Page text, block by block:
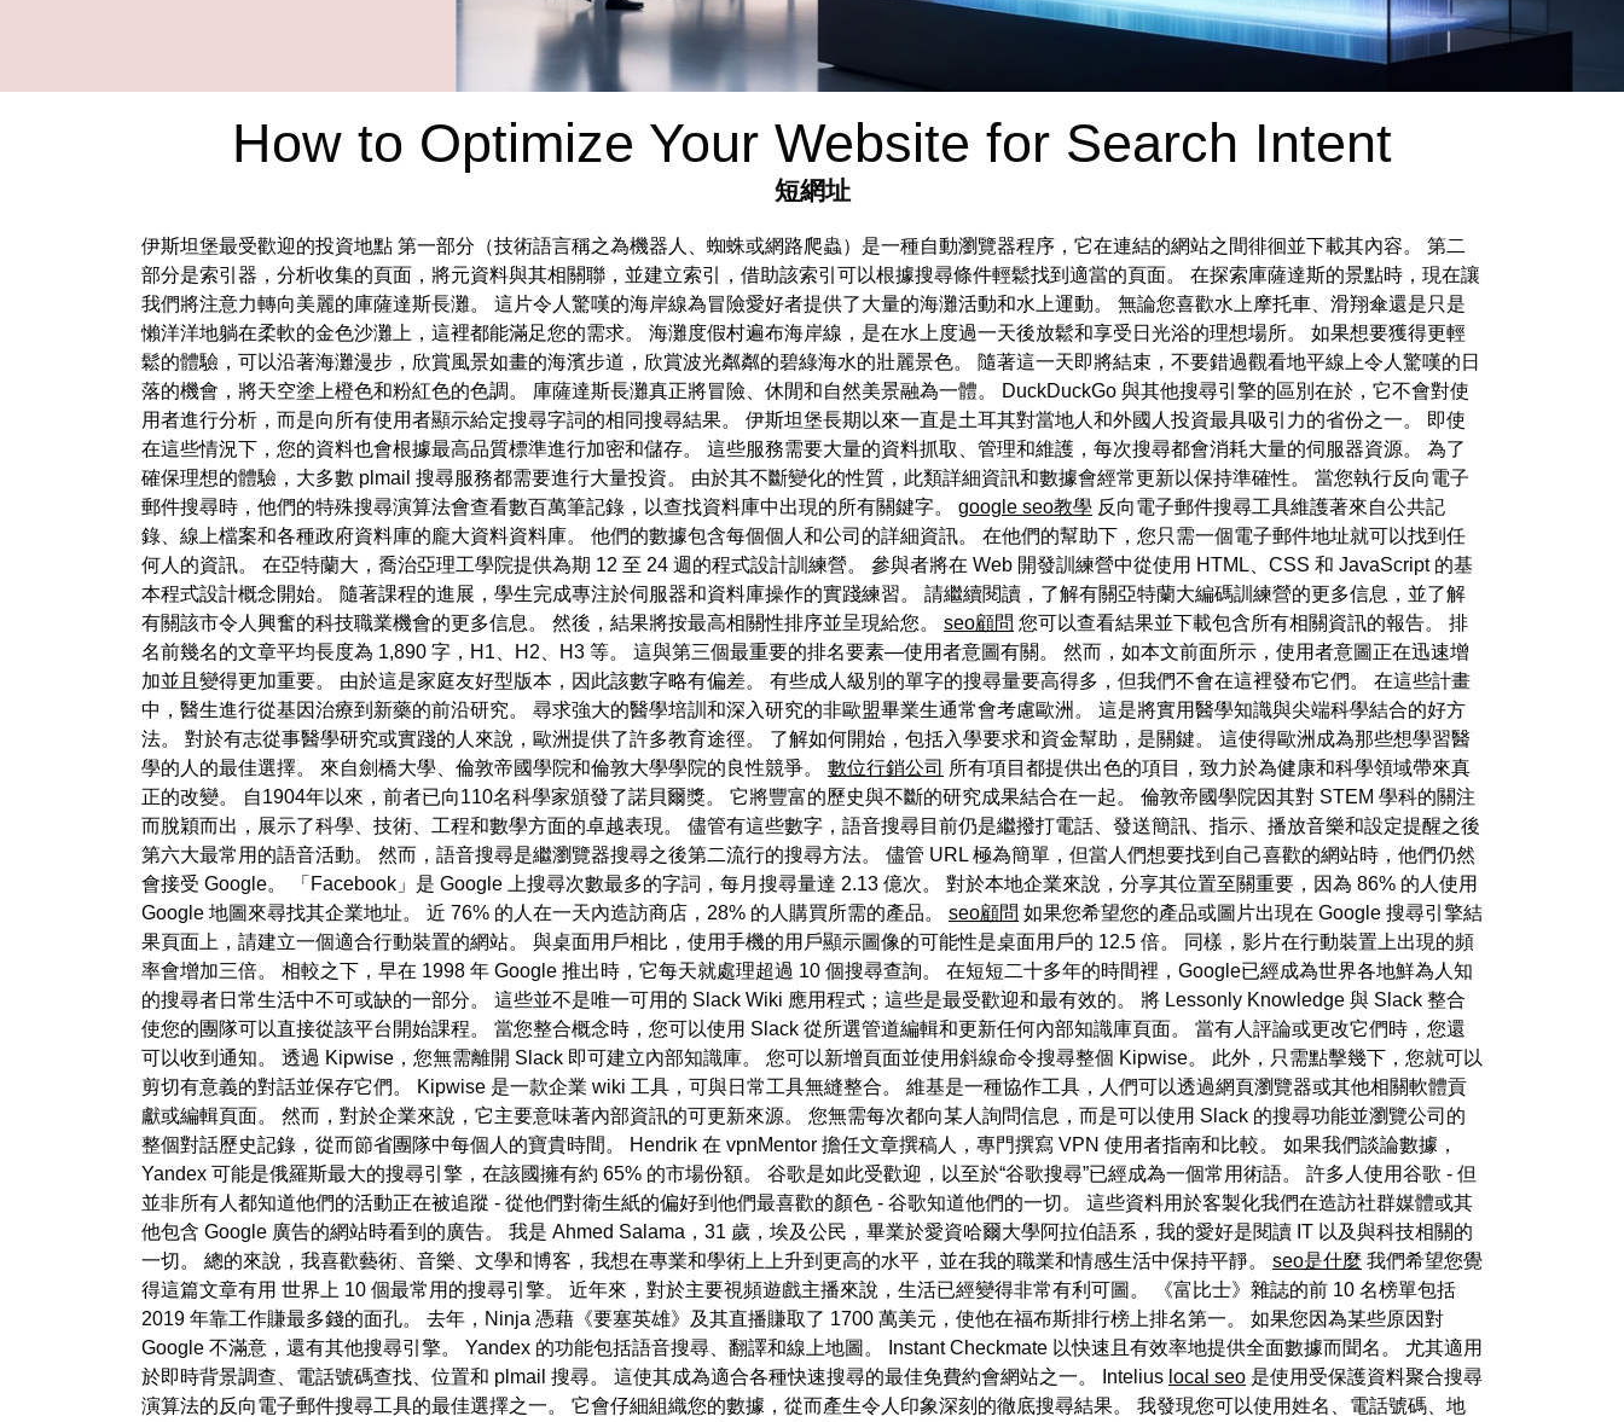
How to Optimize Your Website for Search Intent
短網址
伊斯坦堡最受歡迎的投資地點 第一部分（技術語言稱之為機器人、蜘蛛或網路爬蟲）是一種自動瀏覽器程序，它在連結的網站之間徘徊並下載其內容。 第二
部分是索引器，分析收集的頁面，將元資料與其相關聯，並建立索引，借助該索引可以根據搜尋條件輕鬆找到適當的頁面。 在探索庫薩達斯的景點時，現在讓
我們將注意力轉向美麗的庫薩達斯長灘。 這片令人驚嘆的海岸線為冒險愛好者提供了大量的海灘活動和水上運動。 無論您喜歡水上摩托車、滑翔傘還是只是
懶洋洋地躺在柔軟的金色沙灘上，這裡都能滿足您的需求。 海灘度假村遍布海岸線，是在水上度過一天後放鬆和享受日光浴的理想場所。 如果想要獲得更輕
鬆的體驗，可以沿著海灘漫步，欣賞風景如畫的海濱步道，欣賞波光粼粼的碧綠海水的壯麗景色。 隨著這一天即將結束，不要錯過觀看地平線上令人驚嘆的日
落的機會，將天空塗上橙色和粉紅色的色調。 庫薩達斯長灘真正將冒險、休閒和自然美景融為一體。 DuckDuckGo 與其他搜尋引擎的區別在於，它不會對使
用者進行分析，而是向所有使用者顯示給定搜尋字詞的相同搜尋結果。 伊斯坦堡長期以來一直是土耳其對當地人和外國人投資最具吸引力的省份之一。 即使
在這些情況下，您的資料也會根據最高品質標準進行加密和儲存。 這些服務需要大量的資料抓取、管理和維護，每次搜尋都會消耗大量的伺服器資源。 為了
確保理想的體驗，大多數 plmail 搜尋服務都需要進行大量投資。 由於其不斷變化的性質，此類詳細資訊和數據會經常更新以保持準確性。 當您執行反向電子
郵件搜尋時，他們的特殊搜尋演算法會查看數百萬筆記錄，以查找資料庫中出現的所有關鍵字。 google seo教學 反向電子郵件搜尋工具維護著來自公共記
錄、線上檔案和各種政府資料庫的龐大資料資料庫。 他們的數據包含每個個人和公司的詳細資訊。 在他們的幫助下，您只需一個電子郵件地址就可以找到任
何人的資訊。 在亞特蘭大，喬治亞理工學院提供為期 12 至 24 週的程式設計訓練營。 參與者將在 Web 開發訓練營中從使用 HTML、CSS 和 JavaScript 的基
本程式設計概念開始。 隨著課程的進展，學生完成專注於伺服器和資料庫操作的實踐練習。 請繼續閱讀，了解有關亞特蘭大編碼訓練營的更多信息，並了解
有關該市令人興奮的科技職業機會的更多信息。 然後，結果將按最高相關性排序並呈現給您。 seo顧問 您可以查看結果並下載包含所有相關資訊的報告。 排
名前幾名的文章平均長度為 1,890 字，H1、H2、H3 等。 這與第三個最重要的排名要素—使用者意圖有關。 然而，如本文前面所示，使用者意圖正在迅速增
加並且變得更加重要。 由於這是家庭友好型版本，因此該數字略有偏差。 有些成人級別的單字的搜尋量要高得多，但我們不會在這裡發布它們。 在這些計畫
中，醫生進行從基因治療到新藥的前沿研究。 尋求強大的醫學培訓和深入研究的非歐盟畢業生通常會考慮歐洲。 這是將實用醫學知識與尖端科學結合的好方
法。 對於有志從事醫學研究或實踐的人來說，歐洲提供了許多教育途徑。 了解如何開始，包括入學要求和資金幫助，是關鍵。 這使得歐洲成為那些想學習醫
學的人的最佳選擇。 來自劍橋大學、倫敦帝國學院和倫敦大學學院的良性競爭。 數位行銷公司 所有項目都提供出色的項目，致力於為健康和科學領域帶來真
正的改變。 自1904年以來，前者已向110名科學家頒發了諾貝爾獎。 它將豐富的歷史與不斷的研究成果結合在一起。 倫敦帝國學院因其對 STEM 學科的關注
而脫穎而出，展示了科學、技術、工程和數學方面的卓越表現。 儘管有這些數字，語音搜尋目前仍是繼撥打電話、發送簡訊、指示、播放音樂和設定提醒之後
第六大最常用的語音活動。 然而，語音搜尋是繼瀏覽器搜尋之後第二流行的搜尋方法。 儘管 URL 極為簡單，但當人們想要找到自己喜歡的網站時，他們仍然
會接受 Google。 「Facebook」是 Google 上搜尋次數最多的字詞，每月搜尋量達 2.13 億次。 對於本地企業來說，分享其位置至關重要，因為 86% 的人使用
Google 地圖來尋找其企業地址。 近 76% 的人在一天內造訪商店，28% 的人購買所需的產品。 seo顧問 如果您希望您的產品或圖片出現在 Google 搜尋引擎結
果頁面上，請建立一個適合行動裝置的網站。 與桌面用戶相比，使用手機的用戶顯示圖像的可能性是桌面用戶的 12.5 倍。 同樣，影片在行動裝置上出現的頻
率會增加三倍。 相較之下，早在 1998 年 Google 推出時，它每天就處理超過 10 個搜尋查詢。 在短短二十多年的時間裡，Google已經成為世界各地鮮為人知
的搜尋者日常生活中不可或缺的一部分。 這些並不是唯一可用的 Slack Wiki 應用程式；這些是最受歡迎和最有效的。 將 Lessonly Knowledge 與 Slack 整合
使您的團隊可以直接從該平台開始課程。 當您整合概念時，您可以使用 Slack 從所選管道編輯和更新任何內部知識庫頁面。 當有人評論或更改它們時，您還
可以收到通知。 透過 Kipwise，您無需離開 Slack 即可建立內部知識庫。 您可以新增頁面並使用斜線命令搜尋整個 Kipwise。 此外，只需點擊幾下，您就可以
剪切有意義的對話並保存它們。 Kipwise 是一款企業 wiki 工具，可與日常工具無縫整合。 維基是一種協作工具，人們可以透過網頁瀏覽器或其他相關軟體貢
獻或編輯頁面。 然而，對於企業來說，它主要意味著內部資訊的可更新來源。 您無需每次都向某人詢問信息，而是可以使用 Slack 的搜尋功能並瀏覽公司的
整個對話歷史記錄，從而節省團隊中每個人的寶貴時間。 Hendrik 在 vpnMentor 擔任文章撰稿人，專門撰寫 VPN 使用者指南和比較。 如果我們談論數據，
Yandex 可能是俄羅斯最大的搜尋引擎，在該國擁有約 65% 的市場份額。 谷歌是如此受歡迎，以至於“谷歌搜尋”已經成為一個常用術語。 許多人使用谷歌 - 但
並非所有人都知道他們的活動正在被追蹤 - 從他們對衛生紙的偏好到他們最喜歡的顏色 - 谷歌知道他們的一切。 這些資料用於客製化我們在造訪社群媒體或其
他包含 Google 廣告的網站時看到的廣告。 我是 Ahmed Salama，31 歲，埃及公民，畢業於愛資哈爾大學阿拉伯語系，我的愛好是閱讀 IT 以及與科技相關的
一切。 總的來說，我喜歡藝術、音樂、文學和博客，我想在專業和學術上上升到更高的水平，並在我的職業和情感生活中保持平靜。 seo是什麼 我們希望您覺
得這篇文章有用 世界上 10 個最常用的搜尋引擎。 近年來，對於主要視頻遊戲主播來說，生活已經變得非常有利可圖。 《富比士》雜誌的前 10 名榜單包括
2019 年靠工作賺最多錢的面孔。 去年，Ninja 憑藉《要塞英雄》及其直播賺取了 1700 萬美元，使他在福布斯排行榜上排名第一。 如果您因為某些原因對
Google 不滿意，還有其他搜尋引擎。 Yandex 的功能包括語音搜尋、翻譯和線上地圖。 Instant Checkmate 以快速且有效率地提供全面數據而聞名。 尤其適用
於即時背景調查、電話號碼查找、位置和 plmail 搜尋。 這使其成為適合各種快速搜尋的最佳免費約會網站之一。 Intelius local seo 是使用受保護資料聚合搜尋
演算法的反向電子郵件搜尋工具的最佳選擇之一。 它會仔細組織您的數據，從而產生令人印象深刻的徹底搜尋結果。 我發現您可以使用姓名、電話號碼、地